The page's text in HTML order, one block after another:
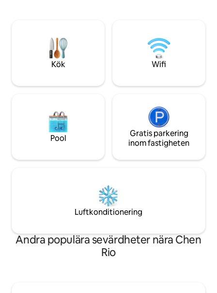
säker och centralt belägen vistelse utan
att spendera för mycket — vår familj har
bott här i över 4 generationer. Vi är 100 %
läs våra regler
det gäller
avgifter.
Kök Wifi
Pool
Gratis parkering
inom fastigheten
Luftkonditionering
Andra populära sevärdheter nära Chen
Rio